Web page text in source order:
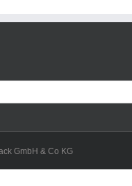
GmbH & Co KG